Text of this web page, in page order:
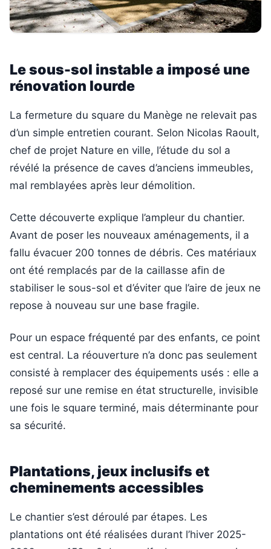
Le sous-sol instable a imposé une
rénovation lourde
La fermeture du square du Manège ne relevait pas
d’un simple entretien courant. Selon Nicolas Raoult,
chef de projet Nature en ville, l’étude du sol a
révélé la présence de caves d’anciens immeubles,
mal remblayées après leur démolition.
Cette découverte explique l’ampleur du chantier.
Avant de poser les nouveaux aménagements, il a
fallu évacuer 200 tonnes de débris. Ces matériaux
ont été remplacés par de la caillasse afin de
stabiliser le sous-sol et d’éviter que l’aire de jeux ne
repose à nouveau sur une base fragile.
Pour un espace fréquenté par des enfants, ce point
est central. La réouverture n’a donc pas seulement
consisté à remplacer des équipements usés : elle a
reposé sur une remise en état structurelle, invisible
une fois le square terminé, mais déterminante pour
sa sécurité.
Plantations, jeux inclusifs et
cheminements accessibles
Le chantier s’est déroulé par étapes. Les
plantations ont été réalisées durant l’hiver 2025-